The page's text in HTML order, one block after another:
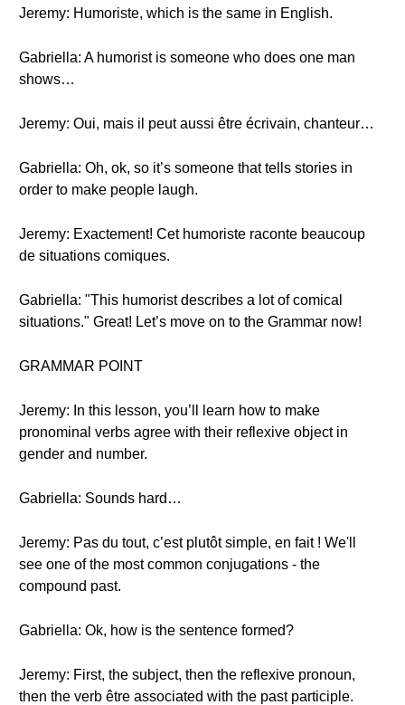
Jeremy: Humoriste, which is the same in English.
Gabriella: A humorist is someone who does one man
shows…
Jeremy: Oui, mais il peut aussi être écrivain, chanteur…
Gabriella: Oh, ok, so it’s someone that tells stories in
order to make people laugh.
Jeremy: Exactement! Cet humoriste raconte beaucoup
de situations comiques.
Gabriella: "This humorist describes a lot of comical
situations." Great! Let’s move on to the Grammar now!
GRAMMAR POINT
Jeremy: In this lesson, you’ll learn how to make
pronominal verbs agree with their reflexive object in
gender and number.
Gabriella: Sounds hard…
Jeremy: Pas du tout, c’est plutôt simple, en fait ! We'll
see one of the most common conjugations - the
compound past.
Gabriella: Ok, how is the sentence formed?
Jeremy: First, the subject, then the reflexive pronoun,
then the verb être associated with the past participle.